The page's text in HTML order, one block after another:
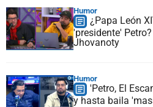
Humor
¿Papa León
'presidente'
Jhovanoty
Humor
'Petro, El
y hasta baila